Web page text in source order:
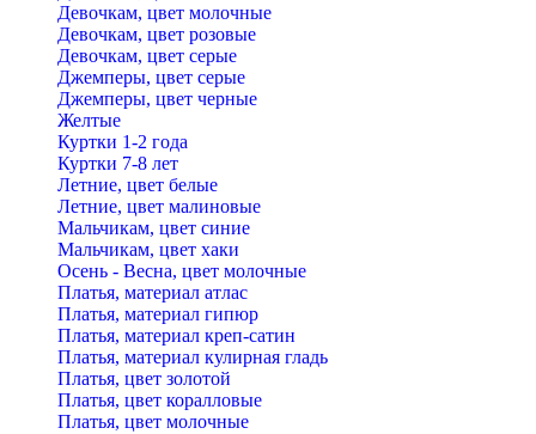
Девочкам, цвет молочные
Девочкам, цвет розовые
Девочкам, цвет серые
Джемперы, цвет серые
Джемперы, цвет черные
Желтые
Куртки 1-2 года
Куртки 7-8 лет
Летние, цвет белые
Летние, цвет малиновые
Мальчикам, цвет синие
Мальчикам, цвет хаки
Осень - Весна, цвет молочные
Платья, материал атлас
Платья, материал гипюр
Платья, материал креп-сатин
Платья, материал кулирная гладь
Платья, цвет золотой
Платья, цвет коралловые
Платья, цвет молочные